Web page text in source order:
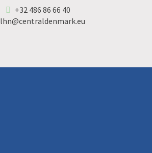
+32 486 86 66 40
lhn@centraldenmark.eu